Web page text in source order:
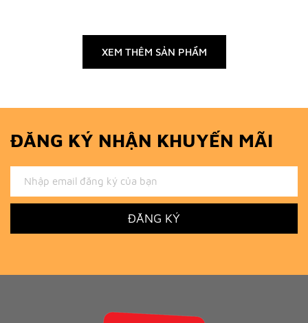
XEM THÊM SẢN PHẨM
ĐĂNG KÝ NHẬN KHUYẾN MÃI
ĐĂNG KÝ